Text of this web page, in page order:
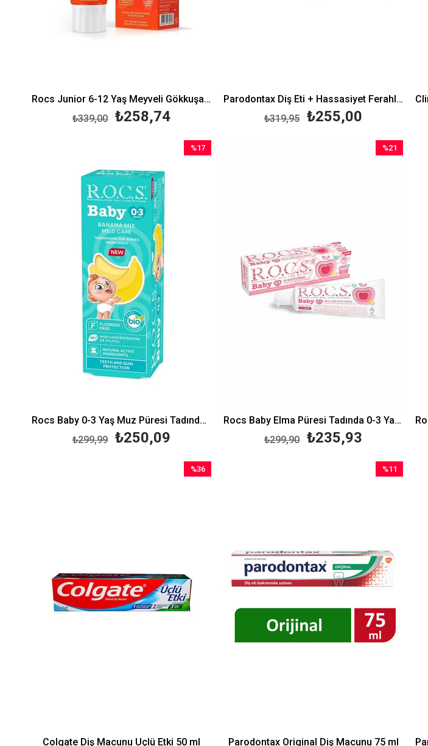
Rocs Junior 6-12 Yaş Meyveli Gökkuşağı Diş Macunu 60 ml
₺258,74
₺339,00
Parodontax Diş Eti + Hassasiyet Ferahlık Beyazlatıcı Diş Macunu 75 ml
₺255,00
₺319,95
Rocs Baby 0-3 Yaş Muz Püresi Tadında Bebek Diş Macunu 45 gr
₺250,09
₺299,99
%17
Rocs Baby Elma Püresi Tadında 0-3 Yaş Diş Macunu 45 gr
₺235,93
₺299,90
%21
Colgate Diş Macunu Üçlü Etki 50 ml
%36
Parodontax Original Diş Macunu 75 ml
%11